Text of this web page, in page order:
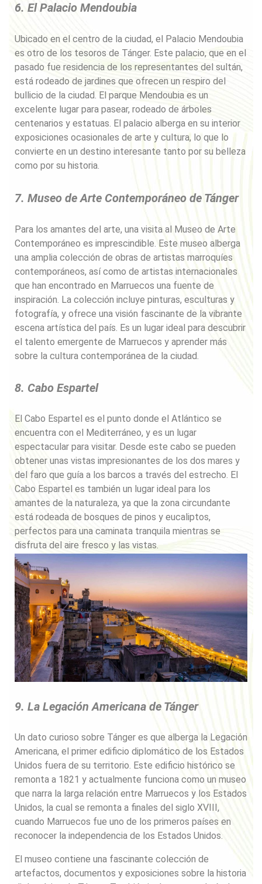
6. El Palacio Mendoubia
Ubicado en el centro de la ciudad, el Palacio Mendoubia
es otro de los tesoros de Tánger. Este palacio, que en el
pasado fue residencia de los representantes del sultán,
está rodeado de jardines que ofrecen un respiro del
bullicio de la ciudad. El parque Mendoubia es un
excelente lugar para pasear, rodeado de árboles
centenarios y estatuas. El palacio alberga en su interior
exposiciones ocasionales de arte y cultura, lo que lo
convierte en un destino interesante tanto por su belleza
como por su historia.
7. Museo de Arte Contemporáneo de Tánger
Para los amantes del arte, una visita al Museo de Arte
Contemporáneo es imprescindible. Este museo alberga
una amplia colección de obras de artistas marroquíes
contemporáneos, así como de artistas internacionales
que han encontrado en Marruecos una fuente de
inspiración. La colección incluye pinturas, esculturas y
fotografía, y ofrece una visión fascinante de la vibrante
escena artística del país. Es un lugar ideal para descubrir
el talento emergente de Marruecos y aprender más
sobre la cultura contemporánea de la ciudad.
8. Cabo Espartel
El Cabo Espartel es el punto donde el Atlántico se
encuentra con el Mediterráneo, y es un lugar
espectacular para visitar. Desde este cabo se pueden
obtener unas vistas impresionantes de los dos mares y
del faro que guía a los barcos a través del estrecho. El
Cabo Espartel es también un lugar ideal para los
amantes de la naturaleza, ya que la zona circundante
está rodeada de bosques de pinos y eucaliptos,
perfectos para una caminata tranquila mientras se
disfruta del aire fresco y las vistas.
9. La Legación Americana de Tánger
Un dato curioso sobre Tánger es que alberga la Legación
Americana, el primer edificio diplomático de los Estados
Unidos fuera de su territorio. Este edificio histórico se
remonta a 1821 y actualmente funciona como un museo
que narra la larga relación entre Marruecos y los Estados
Unidos, la cual se remonta a finales del siglo XVIII,
cuando Marruecos fue uno de los primeros países en
reconocer la independencia de los Estados Unidos.
El museo contiene una fascinante colección de
artefactos, documentos y exposiciones sobre la historia